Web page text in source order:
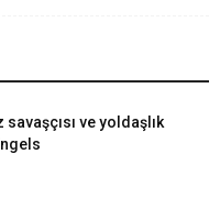
savaşçısı ve yoldaşlık